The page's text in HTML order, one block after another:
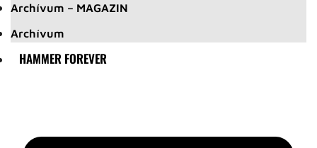
Archívum – MAGAZIN
Archívum
HAMMER FOREVER